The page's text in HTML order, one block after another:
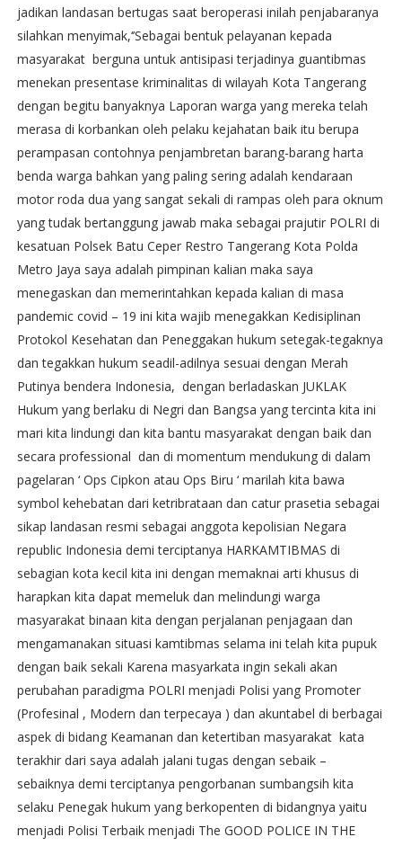
jadikan landasan bertugas saat beroperasi inilah penjabaranya
silahkan menyimak,‘’Sebagai bentuk pelayanan kepada
masyarakat berguna untuk antisipasi terjadinya guantibmas
menekan presentase kriminalitas di wilayah Kota Tangerang
dengan begitu banyaknya Laporan warga yang mereka telah
merasa di korbankan oleh pelaku kejahatan baik itu berupa
perampasan contohnya penjambretan barang-barang harta
benda warga bahkan yang paling sering adalah kendaraan
motor roda dua yang sangat sekali di rampas oleh para oknum
yang tudak bertanggung jawab maka sebagai prajutir POLRI di
kesatuan Polsek Batu Ceper Restro Tangerang Kota Polda
Metro Jaya saya adalah pimpinan kalian maka saya
menegaskan dan memerintahkan kepada kalian di masa
pandemic covid – 19 ini kita wajib menegakkan Kedisiplinan
Protokol Kesehatan dan Peneggakan hukum setegak-tegaknya
dan tegakkan hukum seadil-adilnya sesuai dengan Merah
Putinya bendera Indonesia, dengan berladaskan JUKLAK
Hukum yang berlaku di Negri dan Bangsa yang tercinta kita ini
mari kita lindungi dan kita bantu masyarakat dengan baik dan
secara professional dan di momentum mendukung di dalam
pagelaran ‘ Ops Cipkon atau Ops Biru ‘ marilah kita bawa
symbol kehebatan dari ketribrataan dan catur prasetia sebagai
sikap landasan resmi sebagai anggota kepolisian Negara
republic Indonesia demi terciptanya HARKAMTIBMAS di
sebagian kota kecil kita ini dengan memaknai arti khusus di
harapkan kita dapat memeluk dan melindungi warga
masyarakat binaan kita dengan perjalanan penjagaan dan
mengamanakan situasi kamtibmas selama ini telah kita pupuk
dengan baik sekali Karena masyarkata ingin sekali akan
perubahan paradigma POLRI menjadi Polisi yang Promoter
(Profesinal , Modern dan terpecaya ) dan akuntabel di berbagai
aspek di bidang Keamanan dan ketertiban masyarakat kata
terakhir dari saya adalah jalani tugas dengan sebaik –
sebaiknya demi terciptanya pengorbanan sumbangsih kita
selaku Penegak hukum yang berkopenten di bidangnya yaitu
menjadi Polisi Terbaik menjadi The GOOD POLICE IN THE